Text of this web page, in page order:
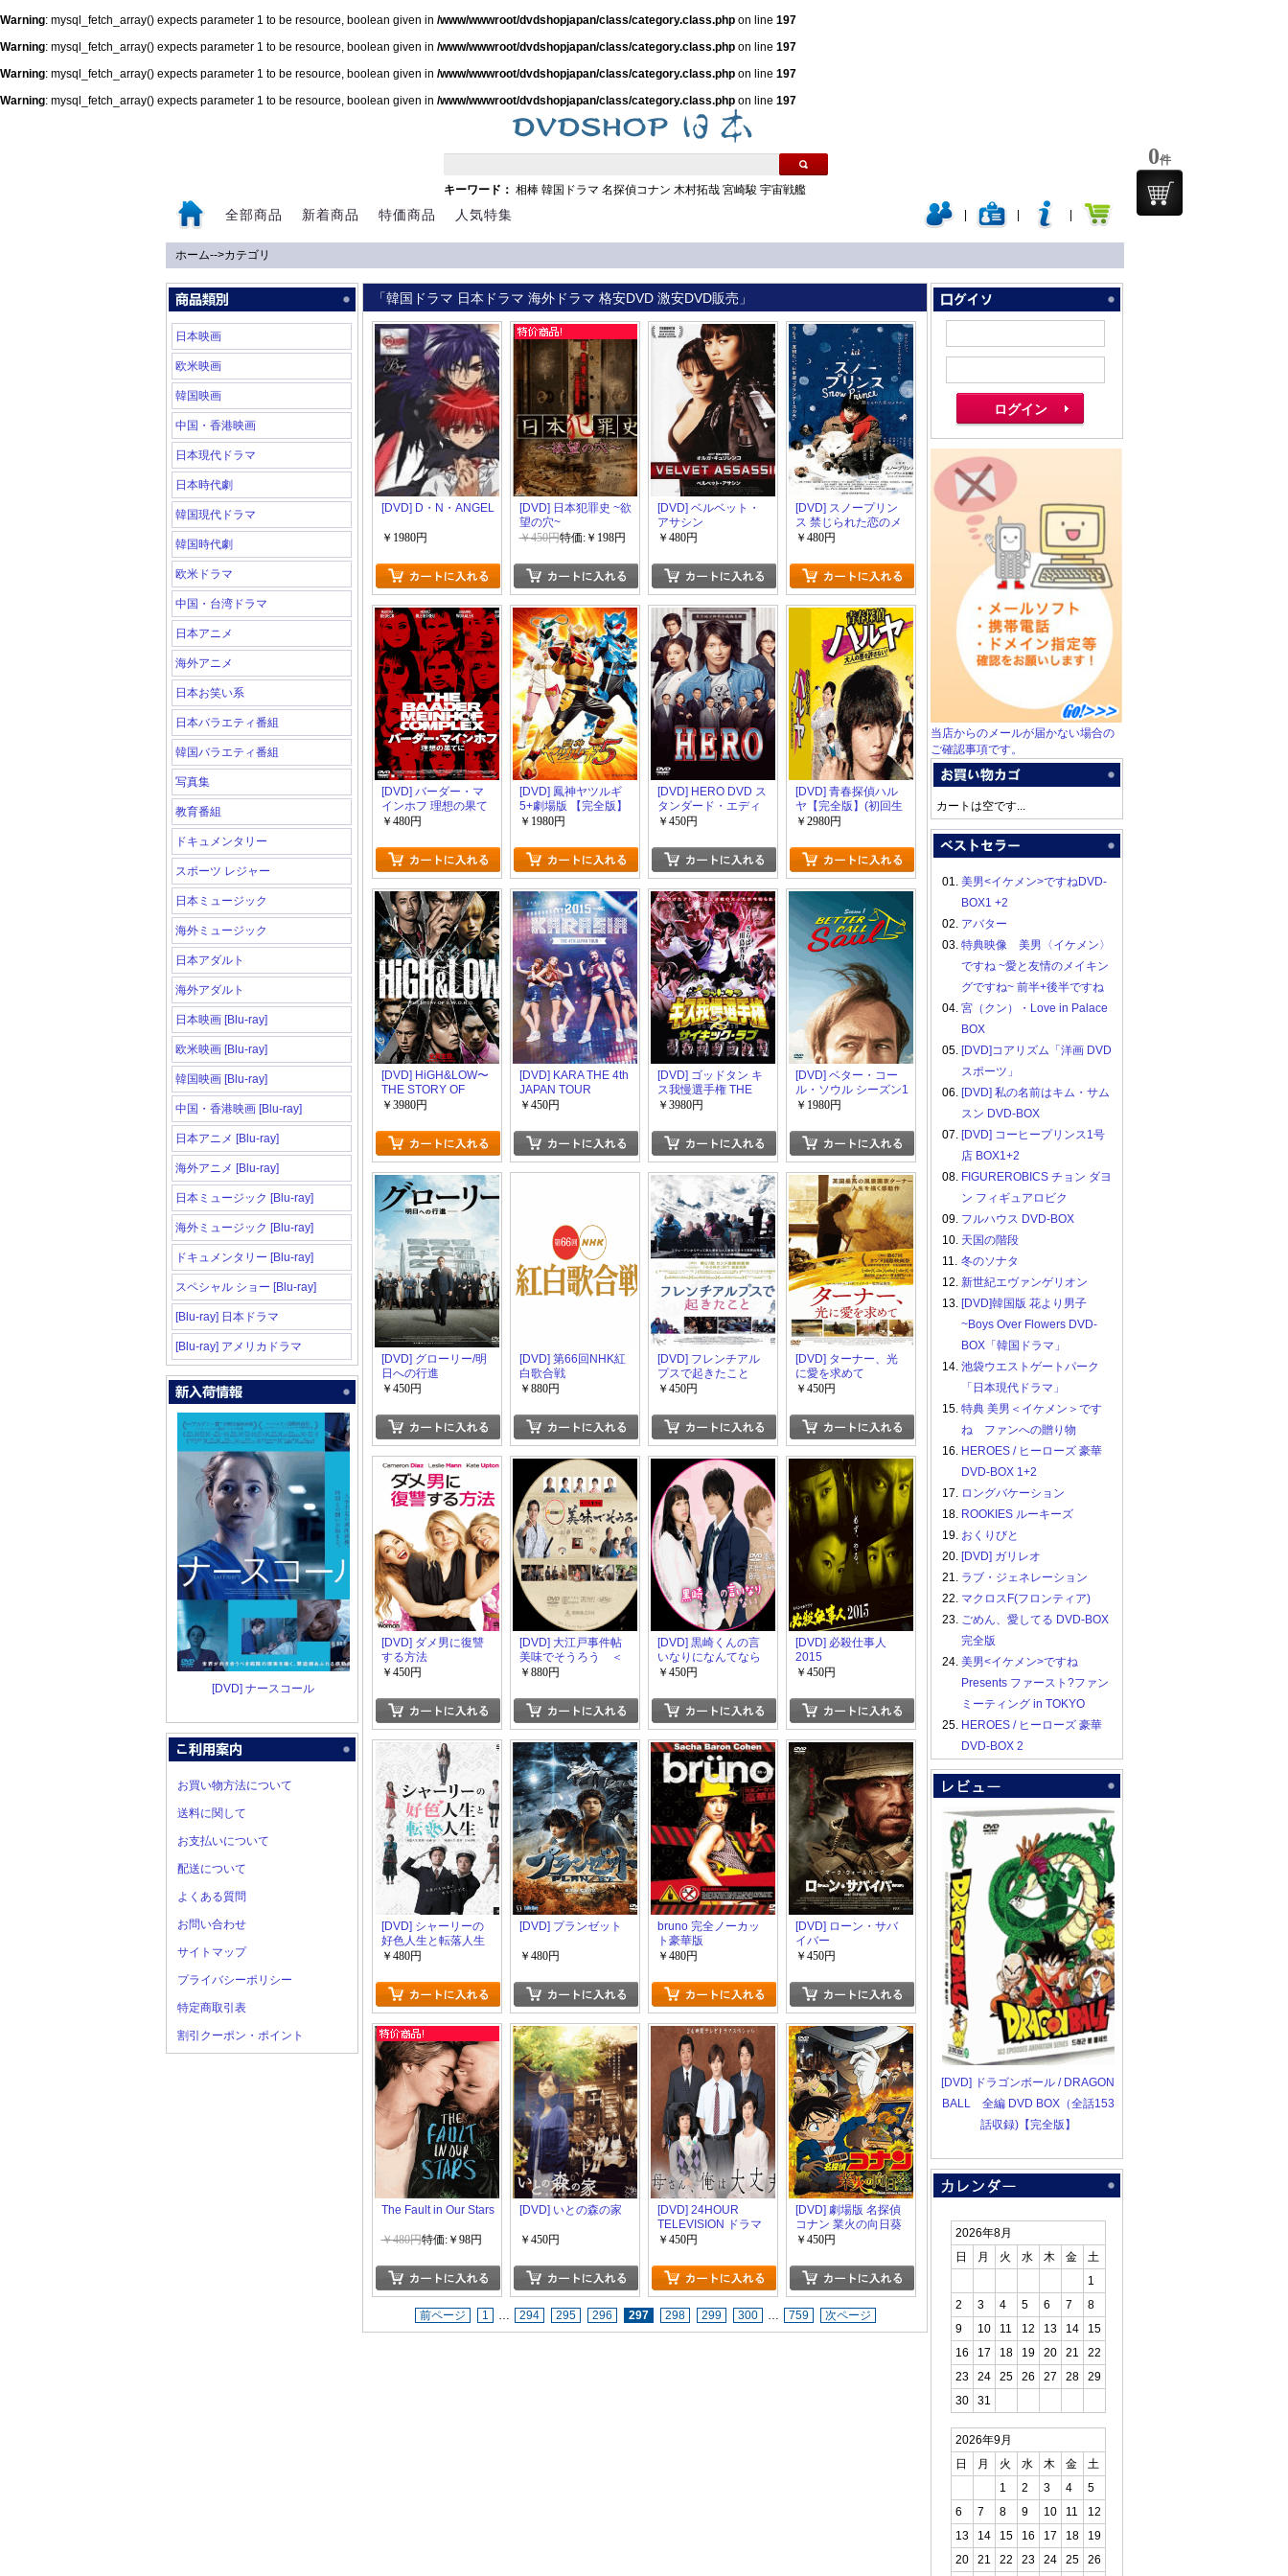
Warning: mysql_fetch_array() expects parameter 1 to be resource, boolean given in /www/wwwroot/dvdshopjapan/class/category.class.php on line 197
Warning: mysql_fetch_array() expects parameter 1 to be resource, boolean given in /www/wwwroot/dvdshopjapan/class/category.class.php on line 197
Warning: mysql_fetch_array() expects parameter 1 to be resource, boolean given in /www/wwwroot/dvdshopjapan/class/category.class.php on line 197
Warning: mysql_fetch_array() expects parameter 1 to be resource, boolean given in /www/wwwroot/dvdshopjapan/class/category.class.php on line 197
キーワード： 相棒 韓国ドラマ 名探偵コナン 木村拓哉 宮崎駿 宇宙戦艦
全部商品 新着商品 特価商品 人気特集
ホーム-->カテゴリ
日本映画
欧米映画
韓国映画
中国・香港映画
日本現代ドラマ
日本時代劇
韓国現代ドラマ
韓国時代劇
欧米ドラマ
中国・台湾ドラマ
日本アニメ
海外アニメ
日本お笑い系
日本バラエティ番組
韓国バラエティ番組
写真集
教育番組
ドキュメンタリー
スポーツ レジャー
日本ミュージック
海外ミュージック
日本アダルト
海外アダルト
日本映画 [Blu-ray]
欧米映画 [Blu-ray]
韓国映画 [Blu-ray]
中国・香港映画 [Blu-ray]
日本アニメ [Blu-ray]
海外アニメ [Blu-ray]
日本ミュージック [Blu-ray]
海外ミュージック [Blu-ray]
ドキュメンタリー [Blu-ray]
スペシャル ショー [Blu-ray]
[Blu-ray] 日本ドラマ
[Blu-ray] アメリカドラマ
[DVD] ナースコール
お買い物方法について
送料に関して
お支払いについて
配送について
よくある質問
お問い合わせ
サイトマップ
プライバシーポリシー
特定商取引表
割引クーポン・ポイント
「韓国ドラマ 日本ドラマ 海外ドラマ 格安DVD 激安DVD販売」
[DVD] D・N・ANGEL
￥1980円
[DVD] 日本犯罪史 ~欲
望の穴~
￥450円特価:￥198円
[DVD] ベルベット・
アサシン
￥480円
[DVD] スノープリン
ス 禁じられた恋のメ
ロディ
￥480円
[DVD] バーダー・マ
インホフ 理想の果て
に
￥480円
[DVD] 鳳神ヤツルギ
5+劇場版 【完全版】
(初回生産限定版)
￥1980円
[DVD] HERO DVD ス
タンダード・エディ
ション(2015)
￥450円
[DVD] 青春探偵ハル
ヤ【完全版】(初回生
産限定版)
￥2980円
[DVD] HiGH&LOW〜
THE STORY OF
S.W.O.R.D.〜【完全
￥3980円
[DVD] KARA THE 4th
JAPAN TOUR
2015“KARASIA”
￥450円
[DVD] ゴッドタン キ
ス我慢選手権 THE
MOVIE【完全版】(初
￥3980円
[DVD] ベター・コー
ル・ソウル シーズン1
COMPLETE BOX(初
￥1980円
[DVD] グローリー/明
日への行進
￥450円
[DVD] 第66回NHK紅
白歌合戦
￥880円
[DVD] フレンチアル
プスで起きたこと
￥450円
[DVD] ターナー、光
に愛を求めて
￥450円
[DVD] ダメ男に復讐
する方法
￥450円
[DVD] 大江戸事件帖
美味でそうろう ＜
前編・後編＞
￥880円
[DVD] 黒崎くんの言
いなりになんてなら
ない
￥450円
[DVD] 必殺仕事人
2015
￥450円
[DVD] シャーリーの
好色人生と転落人生
￥480円
[DVD] プランゼット
￥480円
bruno 完全ノーカッ
ト豪華版
￥480円
[DVD] ローン・サバ
イバー
￥450円
The Fault in Our Stars
￥480円特価:￥98円
[DVD] いとの森の家
￥450円
[DVD] 24HOUR
TELEVISION ドラマ
スペシャル2015母さ
￥450円
[DVD] 劇場版 名探偵
コナン 業火の向日葵
￥450円
前ページ 1 … 294 295 296 297 298 299 300 … 759 次ページ
当店からのメールが届かない場合の
ご確認事項です。
カートは空です...
01. 美男<イケメン>ですねDVD-
BOX1 +2
02. アバター
03. 特典映像 美男〈イケメン〉
ですね ~愛と友情のメイキン
グですね~ 前半+後半ですね
04. 宮（クン）・Love in Palace
BOX
05. [DVD]コアリズム「洋画 DVD
スポーツ」
06. [DVD] 私の名前はキム・サム
スン DVD-BOX
07. [DVD] コーヒープリンス1号
店 BOX1+2
08. FIGUREROBICS チョン ダヨ
ン フィギュアロビク
09. フルハウス DVD-BOX
10. 天国の階段
11. 冬のソナタ
12. 新世紀エヴァンゲリオン
13. [DVD]韓国版 花より男子
~Boys Over Flowers DVD-
BOX「韓国ドラマ」
14. 池袋ウエストゲートパーク
「日本現代ドラマ」
15. 特典 美男＜イケメン＞です
ね ファンへの贈り物
16. HEROES / ヒーローズ 豪華
DVD-BOX 1+2
17. ロングバケーション
18. ROOKIES ルーキーズ
19. おくりびと
20. [DVD] ガリレオ
21. ラブ・ジェネレーション
22. マクロスF(フロンティア)
23. ごめん、愛してる DVD-BOX
完全版
24. 美男<イケメン>ですね
Presents ファースト?ファン
ミーティング in TOKYO
25. HEROES / ヒーローズ 豪華
DVD-BOX 2
[DVD] ドラゴンボール / DRAGON
BALL 全編 DVD BOX（全話153
話収録)【完全版】
2026年8月
日
月 火 水 木 金
土
1
2
3 4 5 6 7
8
9
10 11 12 13 14
15
16
17 18 19 20 21
22
23
24 25 26 27 28
29
30
31
2026年9月
日
月 火 水 木 金
土
1
2 3 4
5
6
7 8 9 10 11
12
13
14 15 16 17 18
19
20
21 22 23 24 25 26
0件